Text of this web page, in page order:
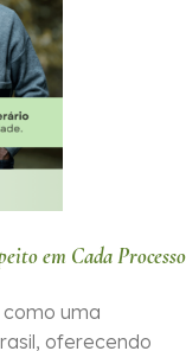
em Cada Processo
uma
oferecendo